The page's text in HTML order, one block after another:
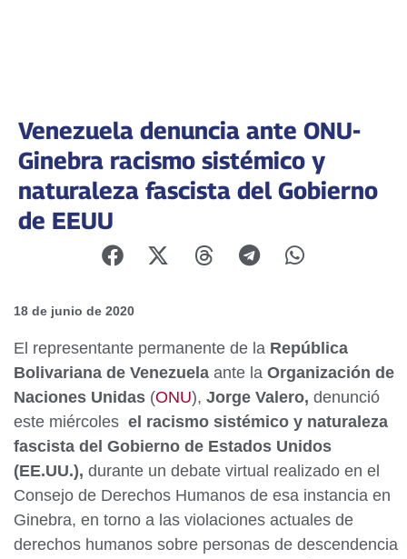
Venezuela denuncia ante ONU-
Ginebra racismo sistémico y
naturaleza fascista del Gobierno
de EEUU
18 de junio de 2020
El representante permanente de la República
Bolivariana de Venezuela ante la Organización de
Naciones Unidas (ONU), Jorge Valero, denunció
este miércoles el racismo sistémico y naturaleza
fascista del Gobierno de Estados Unidos
(EE.UU.), durante un debate virtual realizado en el
Consejo de Derechos Humanos de esa instancia en
Ginebra, en torno a las violaciones actuales de
derechos humanos sobre personas de descendencia